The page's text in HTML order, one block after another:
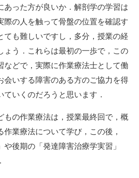
あった方が良いか．解剖学の学習は
際の人を触って骨盤の位置を確認す
ても難しいですし，多分，授業の経
ょう．これらは最初の一歩で，この
などで，実際に作業療法士として働
会いする障害のある方のご協力を得
ていくのだろうと思います．
の作業療法は，授業最終回で，概
業療法について学び，この後，
や後期の「発達障害治療学実習」